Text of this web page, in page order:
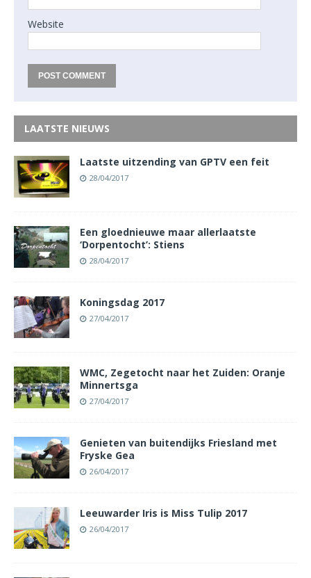
Website
LAATSTE NIEUWS
Laatste uitzending van GPTV een feit
28/04/2017
Een gloednieuwe maar allerlaatste
‘Dorpentocht’: Stiens
28/04/2017
Koningsdag 2017
27/04/2017
WMC, Zegetocht naar het Zuiden: Oranje
Minnertsga
27/04/2017
Genieten van buitendijks Friesland met
Fryske Gea
26/04/2017
Leeuwarder Iris is Miss Tulip 2017
26/04/2017